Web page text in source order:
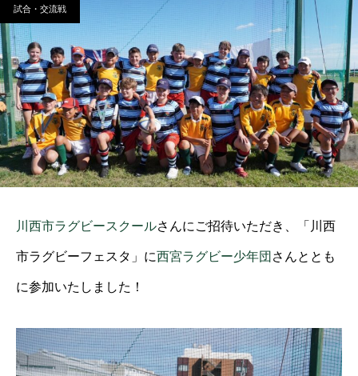
試合・交流戦
川西市ラグビースクールさんにご招待いただき、「川西
市ラグビーフェスタ」に西宮ラグビー少年団 さんととも
に参加いたしました！